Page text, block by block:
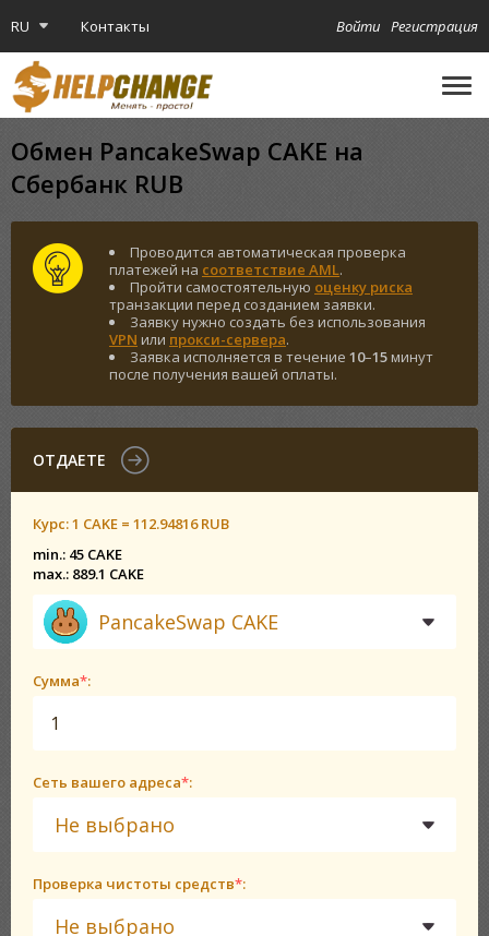
RU Контакты Регистрация
Войти
Обмен PancakeSwap CAKE на
Сбербанк RUB
Проводится автоматическая проверка
платежей на соответствие AML.
Пройти самостоятельную оценку риска
транзакции перед созданием заявки.
Заявку нужно создать без использования
VPN или прокси-сервера.
Заявка исполняется в течение 10–15минут
после получения вашей оплаты.
ОТДАЕТЕ
Курс:1 CAKE = 112.94816 RUB
min.: 45 CAKE
max.: 889.1 CAKE
PancakeSwap CAKE
Сумма*:
Сеть вашего адреса*:
Не выбрано
Проверка чистоты средств*:
Не выбрано